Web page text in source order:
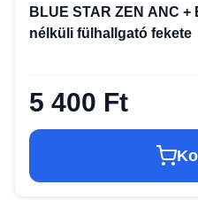
BLUE STAR ZEN ANC +
nélküli fülhallgató fekete
5 400 Ft